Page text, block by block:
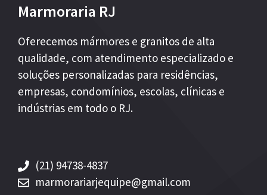
Marmoraria RJ
Oferecemos mármores e granitos de alta
qualidade, com atendimento especializado e
soluções personalizadas para residências,
empresas, condomínios, escolas, clínicas e
indústrias em todo o RJ.
(21) 94738-4837
marmorariarjequipe@gmail.com